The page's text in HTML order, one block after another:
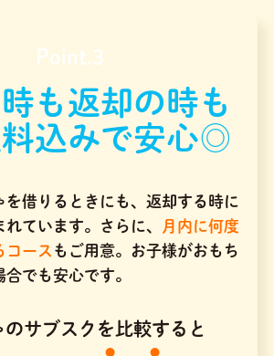
Point.3
も返却の時も
込みで安心◎
を借りるときにも、返却する時に
ています。さらに、
月内に何度
コース もご用意。お子様がおもち
でも安心です。
のサブスクを比較すると